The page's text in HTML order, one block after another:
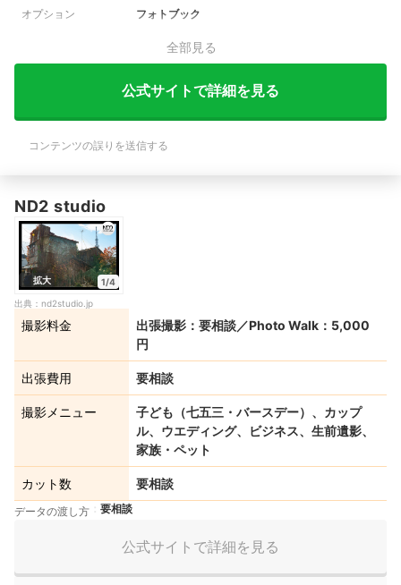
オプション フォトブック
全部見る
公式サイトで詳細を見る
コンテンツの誤りを送信する
ND2 studio
拡大
1/4
出典： nd2studio.jp
撮影料金
出張撮影：要相談／Photo Walk：5,000
円
出張費用 要相談
撮影メニュー
子ども（七五三・バースデー）、カップ
ル、ウエディング、ビジネス、生前遺影、
家族・ペット
カット数 要相談
データの渡し方 要相談
公式サイトで詳細を見る